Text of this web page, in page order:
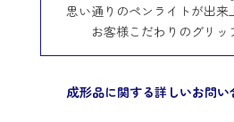
思い通りのペンライトが出来
お客様こだわりのグリッ
成形品に関する詳しいお問